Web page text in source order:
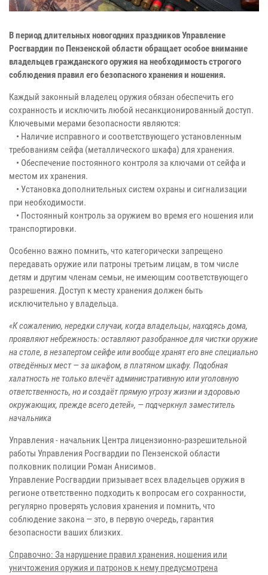
В период длительных новогодних праздников Управление
Росгвардии по Пензенской области обращает особое внимание
владельцев гражданского оружия на необходимость строгого
соблюдения правил его безопасного хранения и ношения.
Каждый законный владелец оружия обязан обеспечить его
сохранность и исключить любой несанкционированный доступ.
Ключевыми мерами безопасности являются:
• Наличие исправного и соответствующего установленным
требованиям сейфа (металлического шкафа) для хранения.
• Обеспечение постоянного контроля за ключами от сейфа и
местом их хранения.
• Установка дополнительных систем охраны и сигнализации
при необходимости.
• Постоянный контроль за оружием во время его ношения или
транспортировки.
Особенно важно помнить, что категорически запрещено
передавать оружие или патроны третьим лицам, в том числе
детям и другим членам семьи, не имеющим соответствующего
разрешения. Доступ к месту хранения должен быть
исключительно у владельца.
«К сожалению, нередки случаи, когда владельцы, находясь дома,
проявляют небрежность: оставляют разобранное для чистки оружие
на столе, в незапертом сейфе или вообще хранят его вне специально
отведённых мест — за шкафом, в платяном шкафу. Подобная
халатность не только влечёт административную или уголовную
ответственность, но и создаёт прямую угрозу жизни и здоровью
окружающих, прежде всего детей», — подчеркнул заместитель
начальника
Управления - начальник Центра лицензионно-разрешительной
работы Управления Росгвардии по Пензенской области
полковник полиции Роман Анисимов.
Управление Росгвардии призывает всех владельцев оружия в
регионе ответственно подходить к вопросам его сохранности,
регулярно проверять условия хранения и помнить, что
соблюдение закона — это, в первую очередь, гарантия
безопасности ваших близких.
Справочно: За нарушение правил хранения, ношения или
уничтожения оружия и патронов к нему предусмотрена